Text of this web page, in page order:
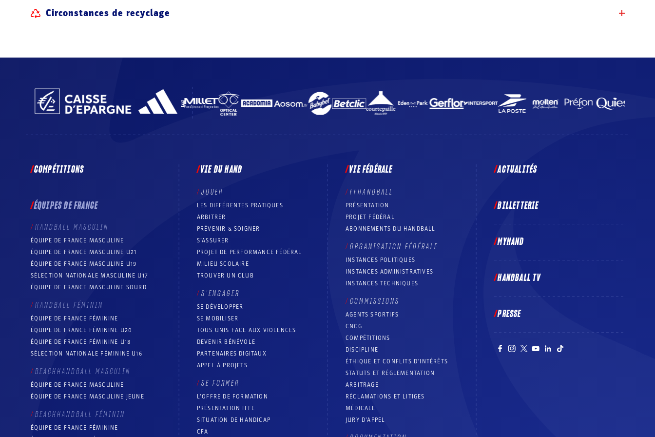
Circonstances de recyclage
COMPÉTITIONS
ÉQUIPES DE FRANCE
HANDBALL MASCULIN
ÉQUIPE DE FRANCE MASCULINE
ÉQUIPE DE FRANCE MASCULINE U21
ÉQUIPE DE FRANCE MASCULINE U19
SÉLECTION NATIONALE MASCULINE U17
ÉQUIPE DE FRANCE MASCULINE SOURD
HANDBALL FÉMININ
ÉQUIPE DE FRANCE FÉMININE
ÉQUIPE DE FRANCE FÉMININE U20
ÉQUIPE DE FRANCE FÉMININE U18
SÉLECTION NATIONALE FÉMININE U16
BEACHHANDBALL MASCULIN
ÉQUIPE DE FRANCE MASCULINE
ÉQUIPE DE FRANCE MASCULINE JEUNE
BEACHHANDBALL FÉMININ
ÉQUIPE DE FRANCE FÉMININE
VIE DU HAND
JOUER
LES DIFFÉRENTES PRATIQUES
ARBITRER
PRÉVENIR & SOIGNER
S’ASSURER
PROJET DE PERFORMANCE FÉDÉRAL
MILIEU SCOLAIRE
TROUVER UN CLUB
S’ENGAGER
SE DÉVELOPPER
SE MOBILISER
TOUS UNIS FACE AUX VIOLENCES
DEVENIR BÉNÉVOLE
PARTENAIRES DIGITAUX
APPEL À PROJETS
SE FORMER
L’OFFRE DE FORMATION
PRÉSENTATION IFFE
SITUATION DE HANDICAP
CFA
VIE FÉDÉRALE
FFHANDBALL
PRÉSENTATION
PROJET FÉDÉRAL
ABONNEMENTS DU HANDBALL
ORGANISATION FÉDÉRALE
INSTANCES POLITIQUES
INSTANCES ADMINISTRATIVES
INSTANCES TECHNIQUES
COMMISSIONS
AGENTS SPORTIFS
CNCG
COMPÉTITIONS
DISCIPLINE
ÉTHIQUE ET CONFLITS D'INTÉRÊTS
STATUTS ET RÉGLEMENTATION
ARBITRAGE
RÉCLAMATIONS ET LITIGES
MÉDICALE
JURY D’APPEL
ACTUALITÉS
BILLETTERIE
MYHAND
HANDBALL TV
PRESSE